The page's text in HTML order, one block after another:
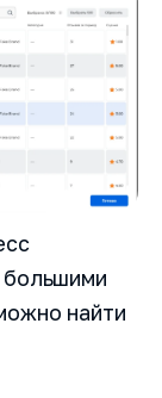
большими
найти